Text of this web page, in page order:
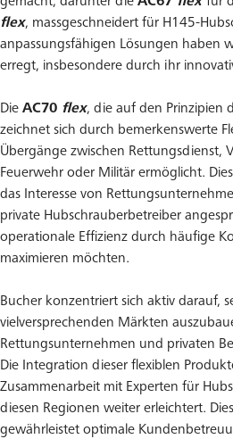
flex, massgeschneidert für H145-
anpassungsfähigen Lösungen haben
erregt, insbesondere durch ihr
Die AC70 flex, die auf den Prinzipien
zeichnet sich durch bemerkenswerte
Übergänge zwischen Rettungsdienst,
Feuerwehr oder Militär ermöglicht.
das Interesse von
private Hubschrauberbetreiber
operationale Effizienz durch häufige
maximieren möchten.
Bucher konzentriert sich aktiv darauf,
vielversprechenden Märkten
Rettungsunternehmen und privaten
Die Integration dieser flexiblen
Zusammenarbeit mit Experten für
diesen Regionen weiter erleichtert.
gewährleistet optimale